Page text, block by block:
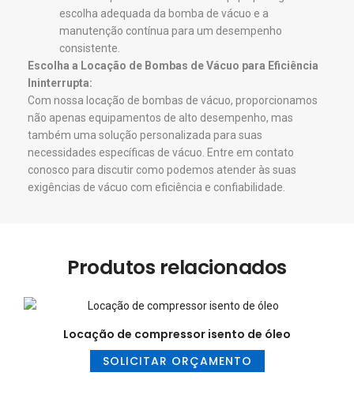
escolha adequada da bomba de vácuo e a
manutenção contínua para um desempenho
consistente.
Escolha a Locação de Bombas de Vácuo para Eficiência
Ininterrupta:
Com nossa locação de bombas de vácuo, proporcionamos
não apenas equipamentos de alto desempenho, mas
também uma solução personalizada para suas
necessidades específicas de vácuo. Entre em contato
conosco para discutir como podemos atender às suas
exigências de vácuo com eficiência e confiabilidade.
Produtos relacionados
Locação de compressor isento de óleo
SOLICITAR ORÇAMENTO